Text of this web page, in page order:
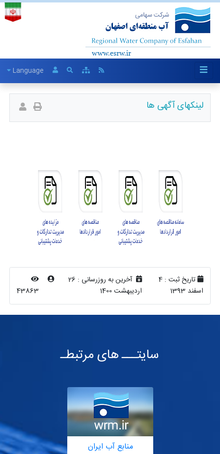
Language
لینکهای آگهی ها
تاریخ ثبت :4
اسفند 1393
آخرین به روزرسانی : 26
اردیبهشت 1400
43863
سایتـــ های مرتبطـ
منابع آب ایران